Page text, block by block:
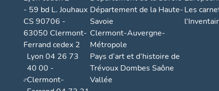
- 59 bd L. Jouhaux
CS 90706 -
63050 Clermont-
Ferrand cedex 2
Lyon 04 26 73
40 00 -
Clermont-
Département de la Haute-
Savoie
Clermont-Auvergne-
Métropole
Pays d’art et d’histoire de
Trévoux Dombes Saône
Vallée
Les